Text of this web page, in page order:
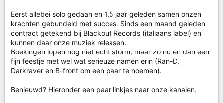
Eerst allebei solo gedaan en 1,5 jaar geleden samen onzen
krachten gebundeld met succes. Sinds een maand geleden
contract getekend bij Blackout Records (italiaans label) en
kunnen daar onze muziek releasen.
Boekingen lopen nog niet echt storm, maar zo nu en dan een
fijn feestje met wel wat serieuze namen erin (Ran-D,
Darkraver en B-front om een paar te noemen).
Benieuwd? Hieronder een paar linkjes naar onze kanalen.